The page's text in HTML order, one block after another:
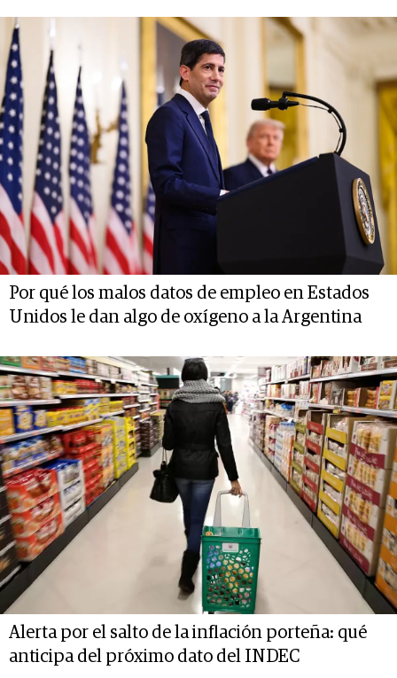
Por qué los malos datos de empleo en Estados
Unidos le dan algo de oxígeno a la Argentina
Alerta por el salto de la inflación porteña: qué
anticipa del próximo dato del INDEC